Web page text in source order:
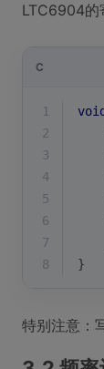
LTC6904的
C
1 void
2
3
4
5
6
7
8
}
特别注意：